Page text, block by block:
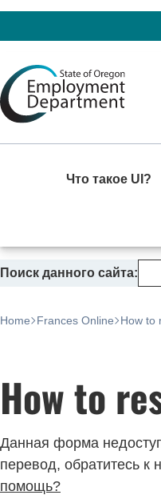
Skip to language
Skip to navigation
Skip to content
Что такое UI?
Поиск данного сайта
Home Frances Online How to
How to
Данная форма
перевод, обратитесь
помощь?